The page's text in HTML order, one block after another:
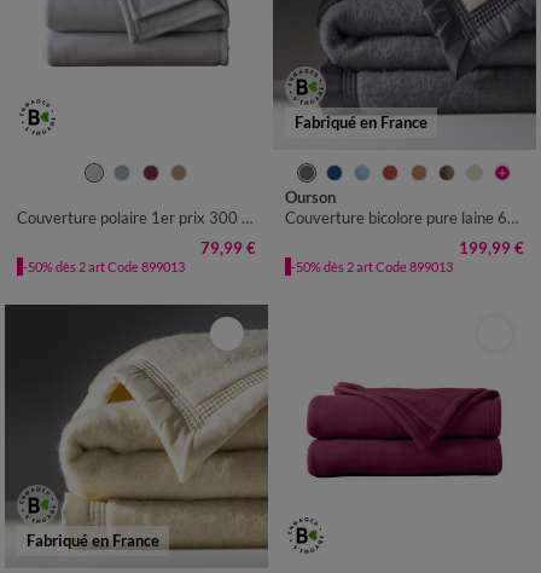
Couverture polaire 1er prix 300 g/m²
79,99 €
-50% dès 2 art Code 899013
Fabriqué en France
Ourson
Couverture bicolore pure laine 600 g/m²
199,99 €
-50% dès 2 art Code 899013
Fabriqué en France